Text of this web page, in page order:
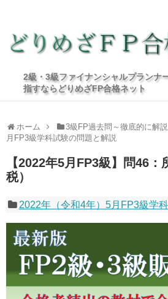
2級・3級ファイナンシャルプランナ
指すならどりめざFP合格ネット
ホーム 3級FP過去問～徹底的に解説
月FP3級学科試験の問題と解説
【2022年5月FP3級】問46
税）
2022年（令和4年）5月FP3級学